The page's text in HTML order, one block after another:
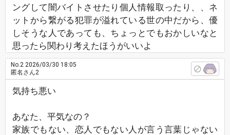
ングして闇バイトさせたり個人情報取ったり、、ネ
ットから繋がる犯罪が溢れている世の中だから、優
しそうな人であっても、ちょっとでもおかしいなと
思ったら関わり考えたほうがいいよ
No.2 2026/03/30 18:05
匿名さん2
気持ち悪い
あなた、平気なの？
家族でもない、恋人でもない人が言う言葉じゃない